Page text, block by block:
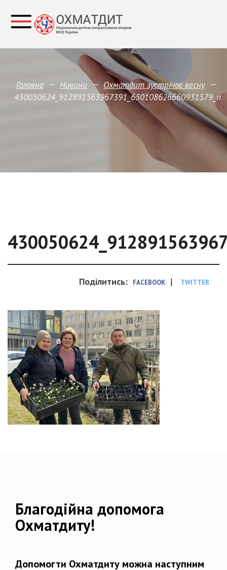
Головна — Новини — Охматдит зустрічає весну —
430050624_912891563967391_650108626660931579_n
Поділитись: FACEBOOK | TWITTER
Благодійна допомога
Охматдиту!
Допомогти Охматдиту можна наступним